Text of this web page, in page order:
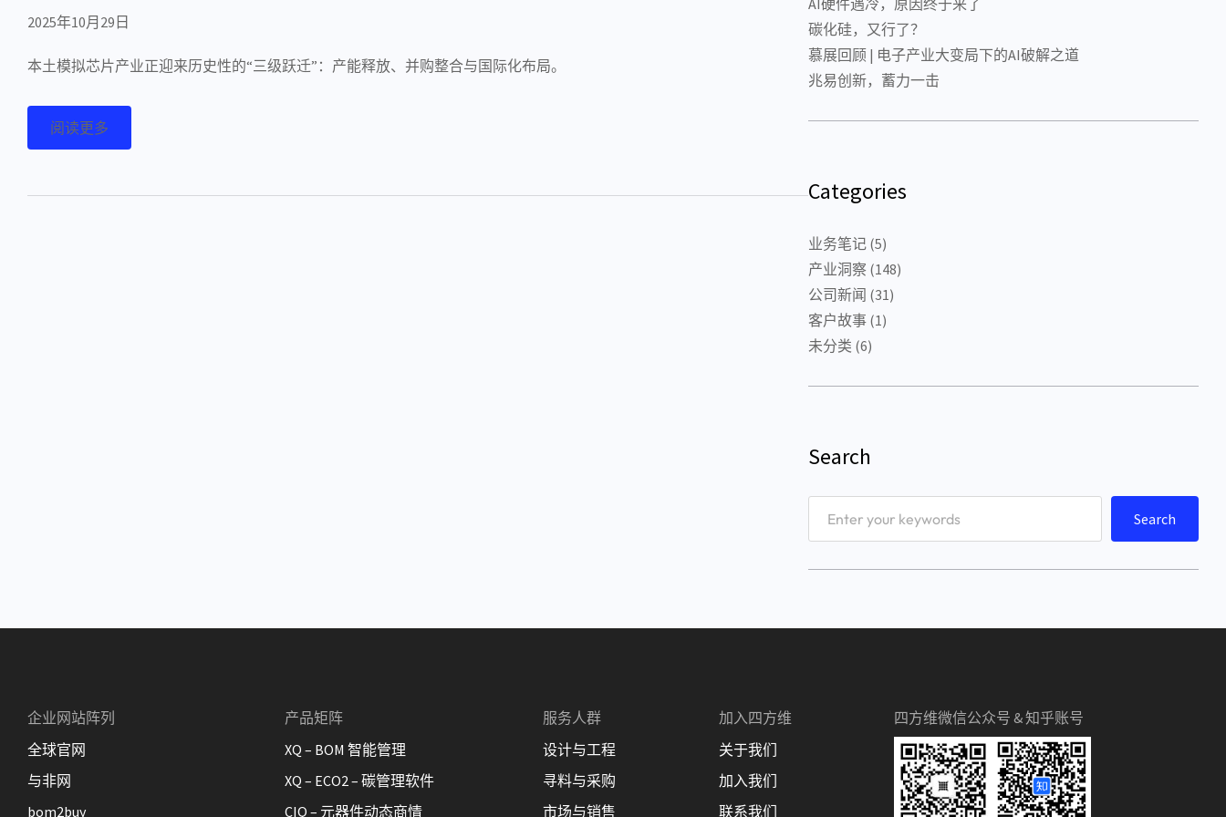
2025年10月29日
本土模拟芯片产业正迎来历史性的“三级跃迁”：产能释放、并购整合与国际化布局。
阅读更多
AI硬件遇冷，原因终于来了
碳化硅，又行了？
慕展回顾 | 电子产业大变局下的AI破解之道
兆易创新，蓄力一击
Categories
业务笔记(5)
产业洞察(148)
公司新闻 (31)
客户故事(1)
未分类 (6)
Search
Search
企业网站阵列
全球官网
与非网
bom2buy
产品矩阵
XQ – BOM 智能管理
XQ – ECO2 – 碳管理软件
CIQ – 元器件动态商情
服务人群
设计与工程
寻料与采购
市场与销售
加入四方维
关于我们
加入我们
联系我们
四方维微信公众号 & 知乎账号